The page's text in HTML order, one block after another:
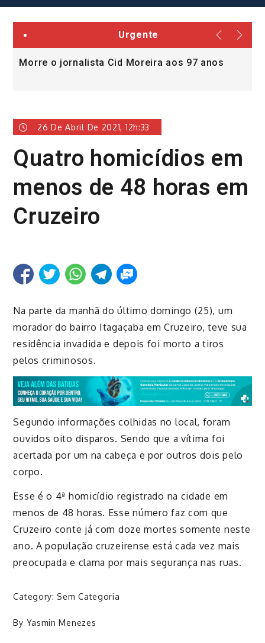
Urgente
Morre o jornalista Cid Moreira aos 97 anos
26 De Abril De 2021, 12h:33
Quatro homicídios em
menos de 48 horas em
Cruzeiro
Na parte da manhã do último domingo (25), um
morador do bairro Itagaçaba em Cruzeiro, teve sua
residência invadida e depois foi morto a tiros
pelos criminosos.
Segundo informações colhidas no local, foram
ouvidos oito disparos. Sendo que a vítima foi
acertada por um na cabeça e por outros dois pelo
corpo.
Esse é o 4ª homicídio registrado na cidade em
menos de 48 horas. Esse número faz com que
Cruzeiro conte já com doze mortes somente neste
ano. A população cruzeirense está cada vez mais
preocupada e clama por mais segurança nas ruas.
Category: Sem Categoria
By Yasmin Menezes